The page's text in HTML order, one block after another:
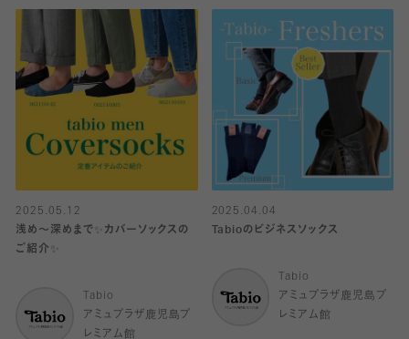
2025.05.12
浅め〜深めまで✨カバーソックスの
ご紹介✨
Tabio
アミュプラザ鹿児島プ
レミアム館
2025.04.04
Tabioのビジネスソックス
Tabio
アミュプラザ鹿児島プ
レミアム館